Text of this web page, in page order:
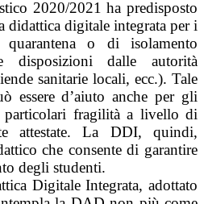
2020/2021 ha predisposto
didattica digitale integrata per i
o di isolamento
dalle autorità
sanitarie locali, ecc.). Tale
essere d’aiuto anche per gli
particolari fragilità a livello di
attestate. La DDI, quindi,
che consente di garantire
degli studenti.
Digitale Integrata, adottato